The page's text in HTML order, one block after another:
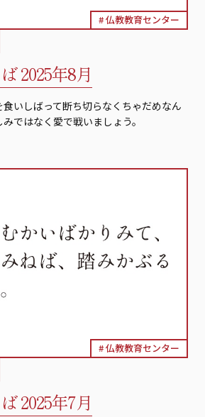
仏教教育センター
2025年8月
いしばって断ち切らなくちゃだめなん
ではなく愛で戦いましょう。
仏教教育センター
2025年7月